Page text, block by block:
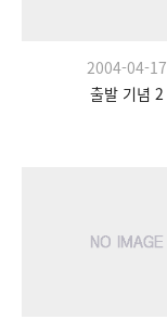
2004-04-17
출발 기념 2